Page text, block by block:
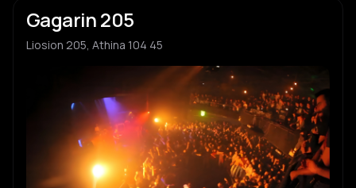
Gagarin 205
Liosion 205, Athina 104 45